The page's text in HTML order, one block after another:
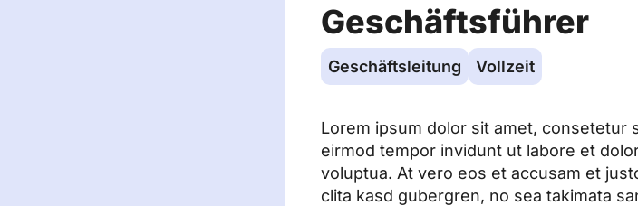
Geschäftsführer
Geschäftsleitung Vollzeit
Lorem ipsum dolor sit amet, consetetur
eirmod tempor invidunt ut labore et
voluptua. At vero eos et accusam et
clita kasd gubergren, no sea takimata